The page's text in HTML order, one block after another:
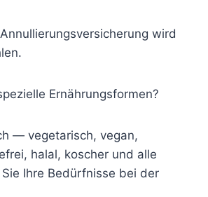
wird
Ernährungsformen?
— vegetarisch, vegan,
halal, koscher und alle
Ihre Bedürfnisse bei der